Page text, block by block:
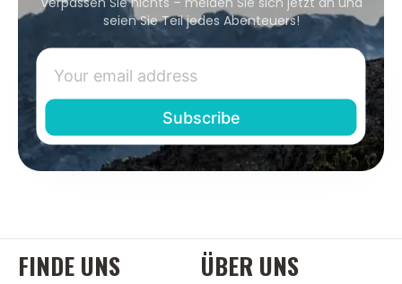
seien Sie Teil jedes Abenteuers!
FINDE UNS ÜBER UNS